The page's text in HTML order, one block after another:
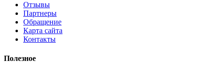
Отзывы
Партнеры
Обращение
Карта сайта
Контакты
Полезное